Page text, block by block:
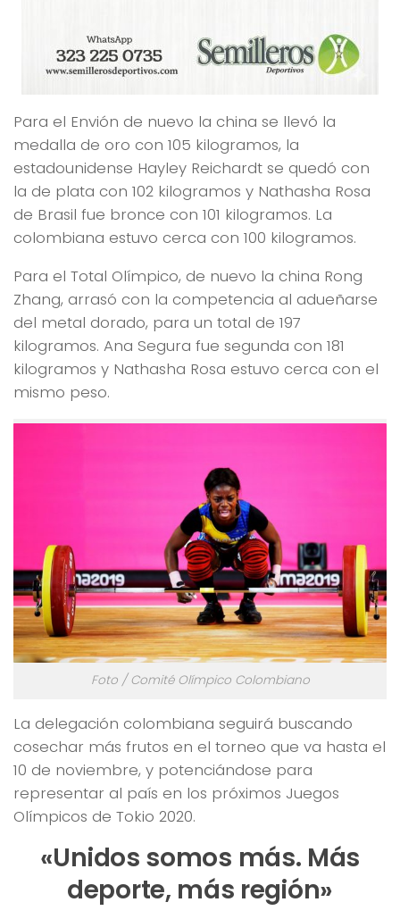
Para el Envión de nuevo la china se llevó la
medalla de oro con 105 kilogramos, la
estadounidense Hayley Reichardt se quedó con
la de plata con 102 kilogramos y Nathasha Rosa
de Brasil fue bronce con 101 kilogramos. La
colombiana estuvo cerca con 100 kilogramos.
Para el Total Olímpico, de nuevo la china Rong
Zhang, arrasó con la competencia al adueñarse
del metal dorado, para un total de 197
kilogramos. Ana Segura fue segunda con 181
kilogramos y Nathasha Rosa estuvo cerca con el
mismo peso.
Foto / Comité Olímpico Colombiano
La delegación colombiana seguirá buscando
cosechar más frutos en el torneo que va hasta el
10 de noviembre, y potenciándose para
representar al país en los próximos Juegos
Olímpicos de Tokio 2020.
«Unidos somos más. Más
deporte, más región»